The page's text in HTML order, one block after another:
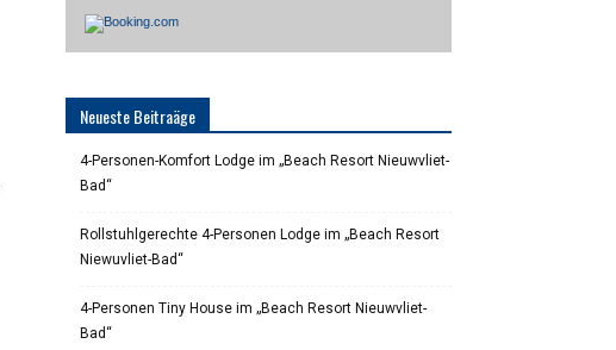
Neueste Beitraäge
4-Personen-Komfort Lodge im „Beach Resort Nieuwvliet-
Bad“
Rollstuhlgerechte 4-Personen Lodge im „Beach Resort
Niewuvliet-Bad“
4-Personen Tiny House im „Beach Resort Nieuwvliet-
Bad“